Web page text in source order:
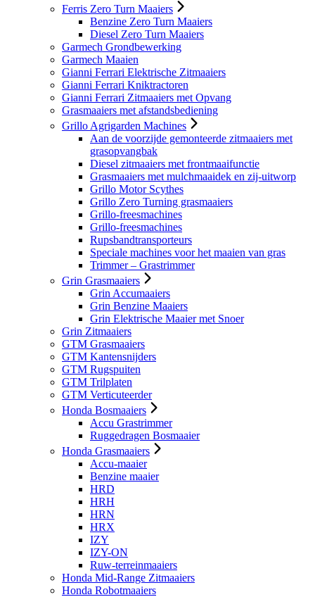
Ferris Zero Turn Maaiers
Benzine Zero Turn Maaiers
Diesel Zero Turn Maaiers
Garmech Grondbewerking
Garmech Maaien
Gianni Ferrari Elektrische Zitmaaiers
Gianni Ferrari Kniktractoren
Gianni Ferrari Zitmaaiers met Opvang
Grasmaaiers met afstandsbediening
Grillo Agrigarden Machines
Aan de voorzijde gemonteerde zitmaaiers met
grasopvangbak
Diesel zitmaaiers met frontmaaifunctie
Grasmaaiers met mulchmaaidek en zij-uitworp
Grillo Motor Scythes
Grillo Zero Turning grasmaaiers
Grillo-freesmachines
Grillo-freesmachines
Rupsbandtransporteurs
Speciale machines voor het maaien van gras
Trimmer – Grastrimmer
Grin Grasmaaiers
Grin Accumaaiers
Grin Benzine Maaiers
Grin Elektrische Maaier met Snoer
Grin Zitmaaiers
GTM Grasmaaiers
GTM Kantensnijders
GTM Rugspuiten
GTM Trilplaten
GTM Verticuteerder
Honda Bosmaaiers
Accu Grastrimmer
Ruggedragen Bosmaaier
Honda Grasmaaiers
Accu-maaier
Benzine maaier
HRD
HRH
HRN
HRX
IZY
IZY-ON
Ruw-terreinmaaiers
Honda Mid-Range Zitmaaiers
Honda Robotmaaiers